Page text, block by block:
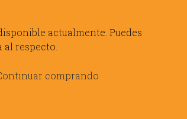
actualmente. Puedes
respecto.
comprando